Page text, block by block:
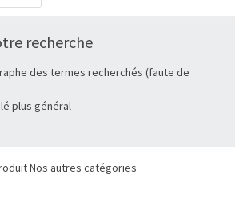
recherche
des termes recherchés (faute de
plus général
Nos autres catégories